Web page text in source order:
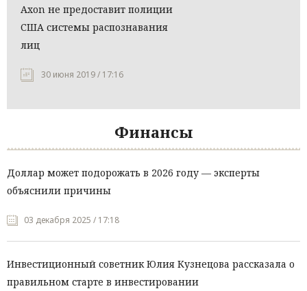
Axon не предоставит полиции
США системы распознавания
лиц
30 июня 2019 / 17:16
Финансы
Доллар может подорожать в 2026 году — эксперты
объяснили причины
03 декабря 2025 / 17:18
Инвестиционный советник Юлия Кузнецова рассказала о
правильном старте в инвестировании